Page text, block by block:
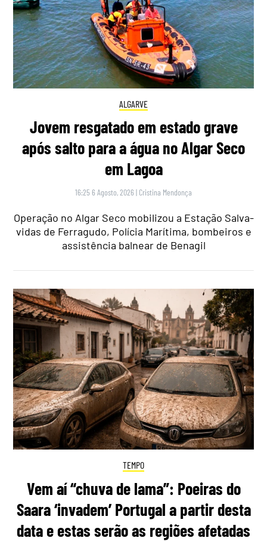
ALGARVE
Jovem resgatado em estado grave
após salto para a água no Algar Seco
em Lagoa
16:25 6 Agosto, 2026 | Cristina Mendonça
Operação no Algar Seco mobilizou a Estação Salva-
vidas de Ferragudo, Polícia Marítima, bombeiros e
assistência balnear de Benagil
TEMPO
Vem aí “chuva de lama”: Poeiras do
Saara ‘invadem’ Portugal a partir desta
data e estas serão as regiões afetadas